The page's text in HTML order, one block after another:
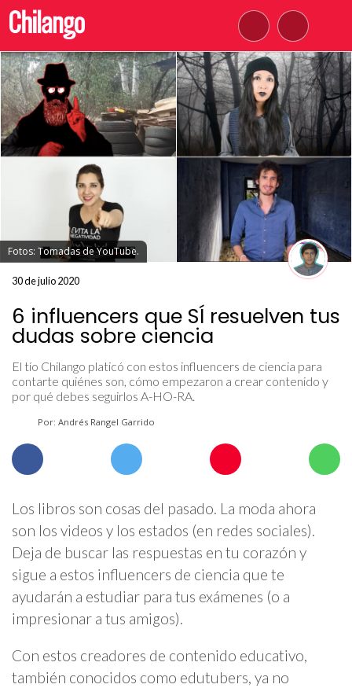
Fotos: Tomadas de YouTube.
30 de julio 2020
6 influencers que SÍ resuelven tus
dudas sobre ciencia
El tío Chilango platicó con estos influencers de ciencia para
contarte quiénes son, cómo empezaron a crear contenido y
por qué debes seguirlos A-HO-RA.
Por: Andrés Rangel Garrido
Los libros son cosas del pasado. La moda ahora
son los videos y los estados (en redes sociales).
Deja de buscar las respuestas en tu corazón y
sigue a estos influencers de ciencia que te
ayudarán a estudiar para tus exámenes (o a
impresionar a tus amigos).
Con estos creadores de contenido educativo,
también conocidos como edutubers, ya no